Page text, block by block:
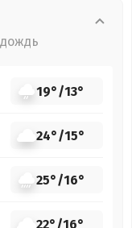
19°/13°
24°/15°
25°/16°
22°/16°